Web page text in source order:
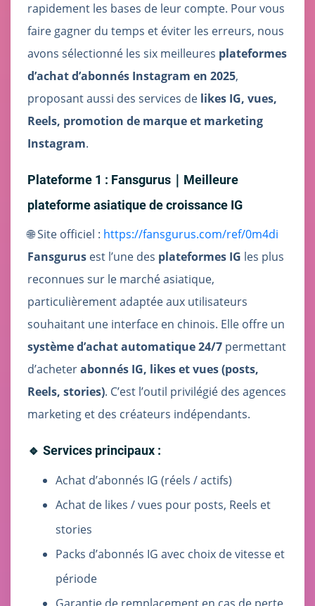
rapidement les bases de leur compte. Pour vous
faire gagner du temps et éviter les erreurs, nous
avons sélectionné les six meilleures plateformes
d’achat d’abonnés Instagram en 2025,
proposant aussi des services de likes IG, vues,
Reels, promotion de marque et marketing
Instagram.
Plateforme 1 : Fansgurus｜Meilleure
plateforme asiatique de croissance IG
🌐 Site officiel : https://fansgurus.com/ref/0m4di
Fansgurus est l’une des plateformes IG les plus
reconnues sur le marché asiatique,
particulièrement adaptée aux utilisateurs
souhaitant une interface en chinois. Elle offre un
système d’achat automatique 24/7 permettant
d’acheterabonnés IG, likes et vues (posts,
Reels, stories). C’est l’outil privilégié des agences
marketing et des créateurs indépendants.
🔹 Services principaux :
Achat d’abonnés IG (réels / actifs)
Achat de likes / vues pour posts, Reels et
stories
Packs d’abonnés IG avec choix de vitesse et
période